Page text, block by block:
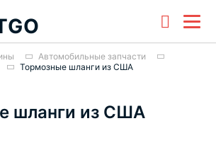
Автомобильные запчасти
Тормозные шланги из США
шланги из США